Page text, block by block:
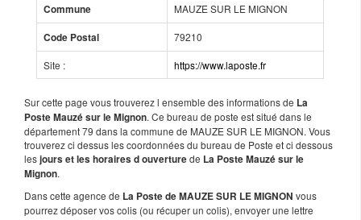
Commune MAUZE SUR LE MIGNON
Code Postal 79210
Site : https://www.laposte.fr
Sur cette page vous trouverez l ensemble des informations de La
Poste Mauzé sur le Mignon. Ce bureau de poste est situé dans le
département 79 dans la commune de MAUZE SUR LE MIGNON. Vous
trouverez ci dessus les coordonnées du bureau de Poste et ci dessous
lesjours et les horaires d ouverturede La Poste Mauzé sur le
Mignon.
Dans cette agence de La Poste de MAUZE SUR LE MIGNON vous
pourrez déposer vos colis (ou récuper un colis), envoyer une lettre